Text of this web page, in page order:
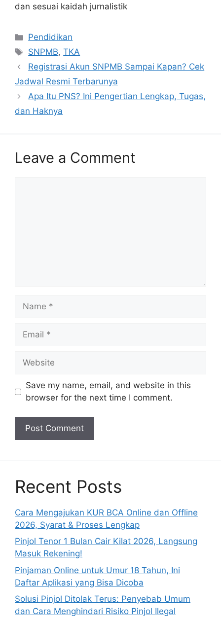
dan sesuai kaidah jurnalistik
Categories
Pendidikan
Tags
SNPMB,TKA
Registrasi Akun SNPMB Sampai Kapan? Cek
Jadwal Resmi Terbarunya
Apa Itu PNS? Ini Pengertian Lengkap, Tugas,
dan Haknya
Leave a Comment
Name
Email
Website
Save my name, email, and website in this
browser for the next time I comment.
Recent Posts
Cara Mengajukan KUR BCA Online dan Offline
2026, Syarat & Proses Lengkap
Pinjol Tenor 1 Bulan Cair Kilat 2026, Langsung
Masuk Rekening!
Pinjaman Online untuk Umur 18 Tahun, Ini
Daftar Aplikasi yang Bisa Dicoba
Solusi Pinjol Ditolak Terus: Penyebab Umum
dan Cara Menghindari Risiko Pinjol Ilegal